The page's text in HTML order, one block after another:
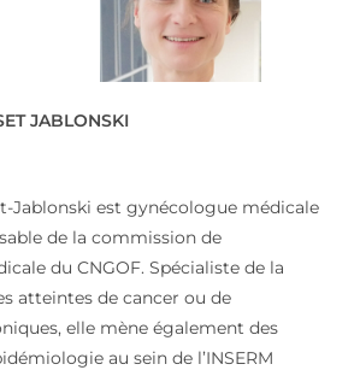
JABLONSKI
Jablonski est gynécologue médicale
de la commission de
du CNGOF. Spécialiste de la
atteintes de cancer ou de
elle mène également des
au sein de l’INSERM